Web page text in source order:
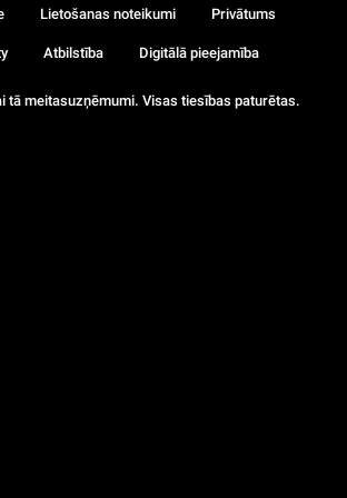
tā meitasuzņēmumi. Visas tiesības paturētas.
Lietošanas noteikumi Privātums
Atbilstība Digitālā pieejamība